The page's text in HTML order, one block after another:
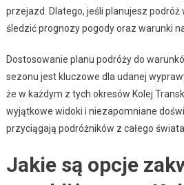
przejazd. Dlatego, jeśli planujesz
śledzić prognozy pogody oraz warunki
Dostosowanie planu podróży do
sezonu jest kluczowe dla udanej
że w każdym z tych okresów Kolej
wyjątkowe widoki i niezapomniane
przyciągają podróżników z całego świata.
Jakie są opcje